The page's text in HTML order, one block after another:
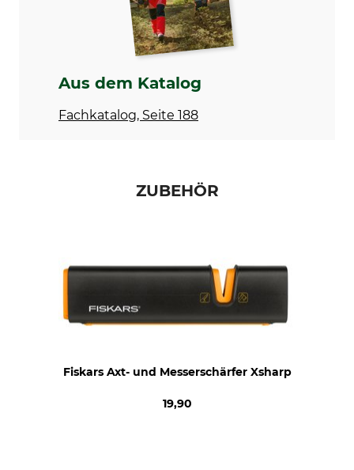
Hersteller-Artikel-Nr.
Länge
33,2 cm
Aus dem Katalog
Fachkatalog, Seite 188
ZUBEHÖR
Fiskars Axt- und Messerschärfer Xsharp
19,90